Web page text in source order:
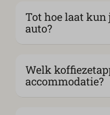
Tot hoe laat
auto?
Welk
accommodatie?